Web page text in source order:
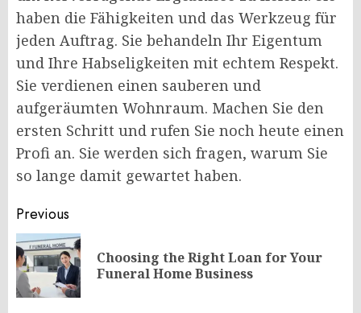
haben die Fähigkeiten und das Werkzeug für
jeden Auftrag. Sie behandeln Ihr Eigentum
und Ihre Habseligkeiten mit echtem Respekt.
Sie verdienen einen sauberen und
aufgeräumten Wohnraum. Machen Sie den
ersten Schritt und rufen Sie noch heute einen
Profi an. Sie werden sich fragen, warum Sie
so lange damit gewartet haben.
Post
navigation
Previous
Choosing the Right Loan for Your
Funeral Home Business